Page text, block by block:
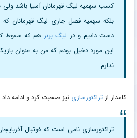
کسب سهمیه لیگ قهرمانان آسیا باشد ولی
بلکه سهمیه فصل جاری لیگ قهرمانان
دست دادیم و در لیگ برتر هم که سقوط
این مورد دخیل بودم که من به عنوان
ندارم.
کامدار از تراکتورسازی نیز صحبت کرد و ادامه داد:
تراکتورسازی نامی است که فوتبال